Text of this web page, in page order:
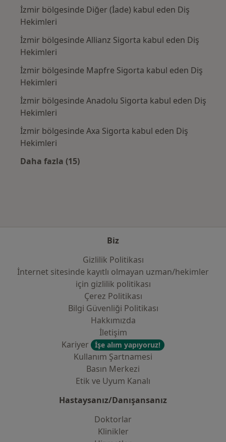
İzmir bölgesinde Diğer (İade) kabul eden Diş
Hekimleri
İzmir bölgesinde Allianz Sigorta kabul eden Diş
Hekimleri
İzmir bölgesinde Mapfre Sigorta kabul eden Diş
Hekimleri
İzmir bölgesinde Anadolu Sigorta kabul eden Diş
Hekimleri
İzmir bölgesinde Axa Sigorta kabul eden Diş
Hekimleri
Daha fazla (15)
Biz
Gizlilik Politikası
İnternet sitesinde kayıtlı olmayan uzman/hekimler
i̇çin gizlilik politikası
Çerez Politikası
Bilgi Güvenliği Politikası
Hakkımızda
İletişim
Kariyer
İşe alım yapıyoruz!
Kullanım Şartnamesi
Basın Merkezi
Etik ve Uyum Kanalı
Hastaysanız/Danışansanız
Doktorlar
Klinikler